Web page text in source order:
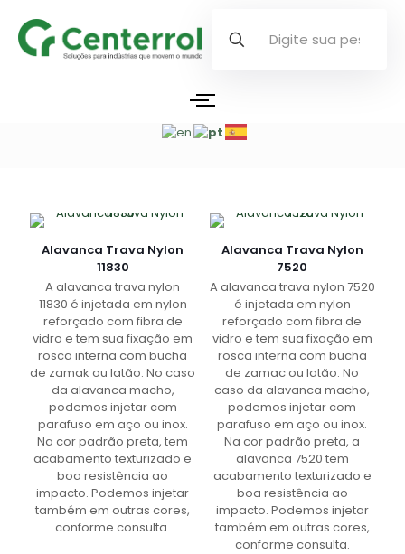
Alavanca Trava Nylon
11830
A alavanca trava nylon
11830 é injetada em nylon
reforçado com fibra de
vidro e tem sua fixação em
rosca interna com bucha
de zamak ou latão. No caso
da alavanca macho,
podemos injetar com
parafuso em aço ou inox.
Na cor padrão preta, tem
acabamento texturizado e
boa resistência ao
impacto. Podemos injetar
também em outras cores,
conforme consulta.
Alavanca Trava Nylon
7520
A alavanca trava nylon 7520
é injetada em nylon
reforçado com fibra de
vidro e tem sua fixação em
rosca interna com bucha
de zamac ou latão. No
caso da alavanca macho,
podemos injetar com
parafuso em aço ou inox.
Na cor padrão preta, a
alavanca 7520 tem
acabamento texturizado e
boa resistência ao
impacto. Podemos injetar
também em outras cores,
conforme consulta.